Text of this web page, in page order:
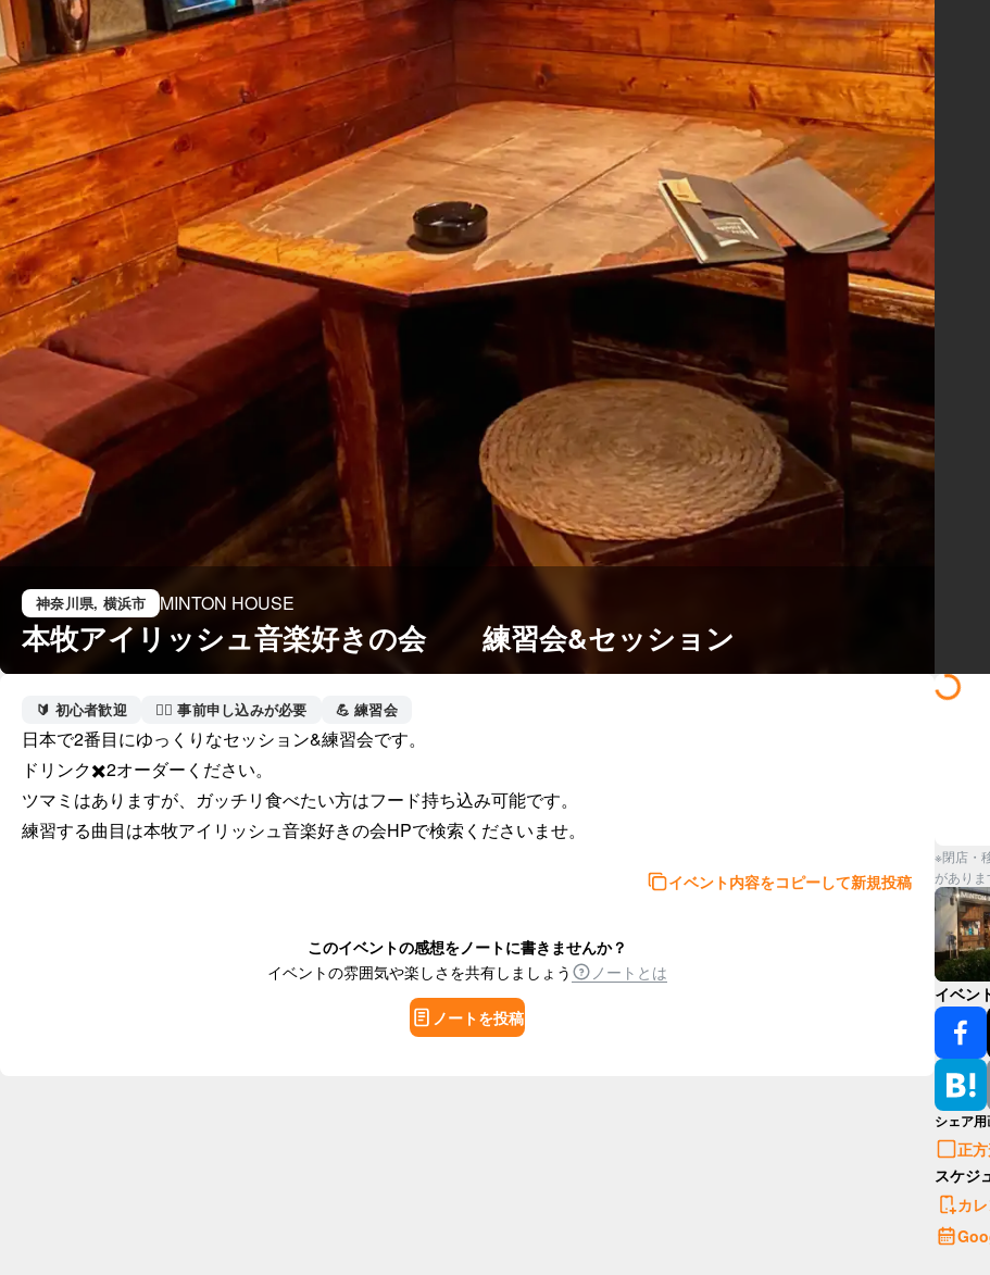
神奈川県, 横浜市 MINTON HOUSE
本牧アイリッシュ音楽好きの会　　練習会&セッション
🔰 初心者歓迎 🙋‍♀️ 事前申し込みが必要 💪 練習会
日本で2番目にゆっくりなセッション&練習会です。
ドリンク✖️2オーダーください。
ツマミはありますが、ガッチリ食べたい方はフード持ち込み可能です。
イベント内容をコピーして新規投稿
このイベントの感想をノートに書きませんか？
イベントの雰囲気や楽しさを共有しましょう
ノートとは
ノートを投稿
※閉店・
がありま
イベン
シェア
正
スケジ
カ